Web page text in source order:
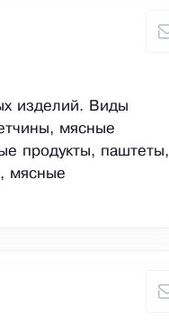
изделий. Виды
мясные
продукты, паштеты,
мясные